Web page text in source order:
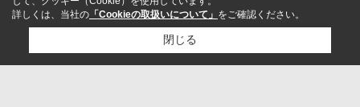
詳しくは、当社の 「Cookieの取扱いについて」 をご確認ください。
閉じる